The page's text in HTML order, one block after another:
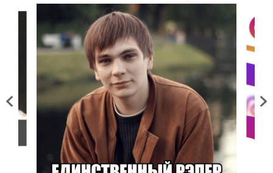
Previous Next